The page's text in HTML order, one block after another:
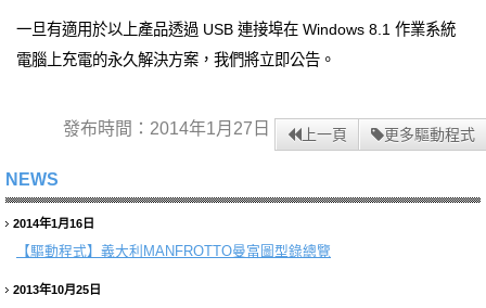
一旦有適用於以上產品透過 USB 連接埠在 Windows 8.1 作業系統
電腦上充電的永久解決方案，我們將立即公告。
發布時間：2014年1月27日 上一頁 更多驅動程式
NEWS
2014年1月16日
【驅動程式】 義大利MANFROTTO曼富圖型錄總覽
2013年10月25日